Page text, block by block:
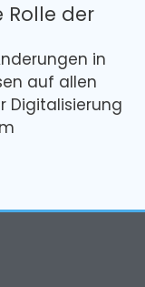
Rolle der
in
auf allen
Digitalisierung